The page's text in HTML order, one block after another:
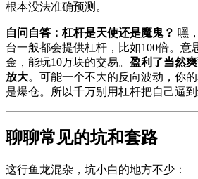
根本没法准确预测。
自问自答：杠杆是天使还是魔鬼？ 嘿
台一般都会提供杠杆，比如100倍。意
金，能玩10万块的交易。 盈利了当然
放大。可能一个不大的反向波动，你
是爆仓。所以千万别用杠杆把自己逼到
聊聊常见的坑和套路
这行鱼龙混杂，坑小白的地方不少：